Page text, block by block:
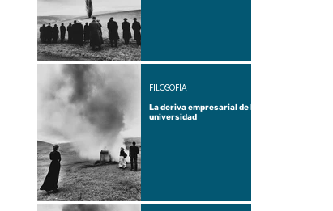
La deriva empresarial de la
universidad
FILOSOFÍA